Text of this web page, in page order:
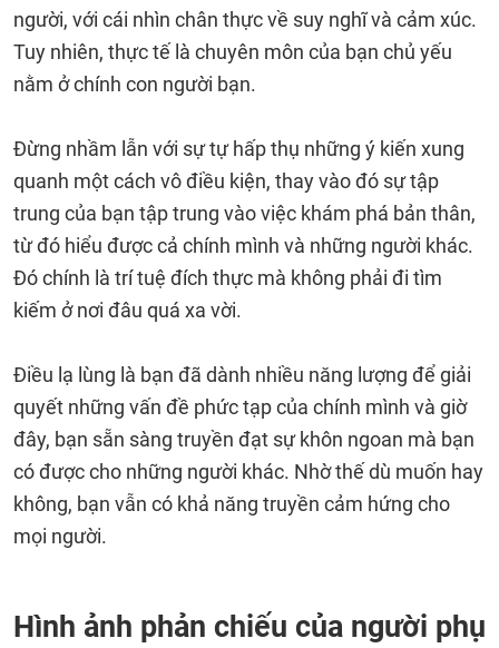
người, với cái nhìn chân thực về suy nghĩ và cảm xúc.
Tuy nhiên, thực tế là chuyên môn của bạn chủ yếu
nằm ở chính con người bạn.
Đừng nhầm lẫn với sự tự hấp thụ những ý kiến xung
quanh một cách vô điều kiện, thay vào đó sự tập
trung của bạn tập trung vào việc khám phá bản thân,
từ đó hiểu được cả chính mình và những người khác.
Đó chính là trí tuệ đích thực mà không phải đi tìm
kiếm ở nơi đâu quá xa vời.
Điều lạ lùng là bạn đã dành nhiều năng lượng để giải
quyết những vấn đề phức tạp của chính mình và giờ
đây, bạn sẵn sàng truyền đạt sự khôn ngoan mà bạn
có được cho những người khác. Nhờ thế dù muốn hay
không, bạn vẫn có khả năng truyền cảm hứng cho
mọi người.
Hình ảnh phản chiếu của người phụ